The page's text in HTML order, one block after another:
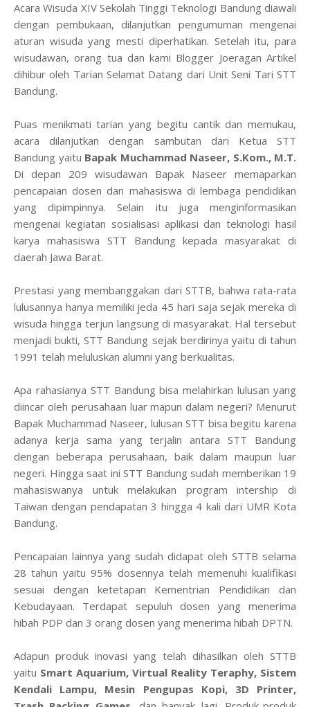
Acara Wisuda XIV Sekolah Tinggi Teknologi Bandung diawali
dengan pembukaan, dilanjutkan pengumuman mengenai
aturan wisuda yang mesti diperhatikan. Setelah itu, para
wisudawan, orang tua dan kami Blogger Joeragan Artikel
dihibur oleh Tarian Selamat Datang dari Unit Seni Tari STT
Bandung.
Puas menikmati tarian yang begitu cantik dan memukau,
acara dilanjutkan dengan sambutan dari Ketua STT
Bandung yaitu Bapak Muchammad Naseer, S.Kom., M.T.
Di depan 209 wisudawan Bapak Naseer memaparkan
pencapaian dosen dan mahasiswa di lembaga pendidikan
yang dipimpinnya. Selain itu juga menginformasikan
mengenai kegiatan sosialisasi aplikasi dan teknologi hasil
karya mahasiswa STT Bandung kepada masyarakat di
daerah Jawa Barat.
Prestasi yang membanggakan dari STTB, bahwa rata-rata
lulusannya hanya memiliki jeda 45 hari saja sejak mereka di
wisuda hingga terjun langsung di masyarakat. Hal tersebut
menjadi bukti, STT Bandung sejak berdirinya yaitu di tahun
1991 telah meluluskan alumni yang berkualitas.
Apa rahasianya STT Bandung bisa melahirkan lulusan yang
diincar oleh perusahaan luar mapun dalam negeri? Menurut
Bapak Muchammad Naseer, lulusan STT bisa begitu karena
adanya kerja sama yang terjalin antara STT Bandung
dengan beberapa perusahaan, baik dalam maupun luar
negeri. Hingga saat ini STT Bandung sudah memberikan 19
mahasiswanya untuk melakukan program intership di
Taiwan dengan pendapatan 3 hingga 4 kali dari UMR Kota
Bandung.
Pencapaian lainnya yang sudah didapat oleh STTB selama
28 tahun yaitu 95% dosennya telah memenuhi kualifikasi
sesuai dengan ketetapan Kementrian Pendidikan dan
Kebudayaan. Terdapat sepuluh dosen yang menerima
hibah PDP dan 3 orang dosen yang menerima hibah DPTN.
Adapun produk inovasi yang telah dihasilkan oleh STTB
yaitu Smart Aquarium, Virtual Reality Teraphy, Sistem
Kendali Lampu, Mesin Pengupas Kopi, 3D Printer,